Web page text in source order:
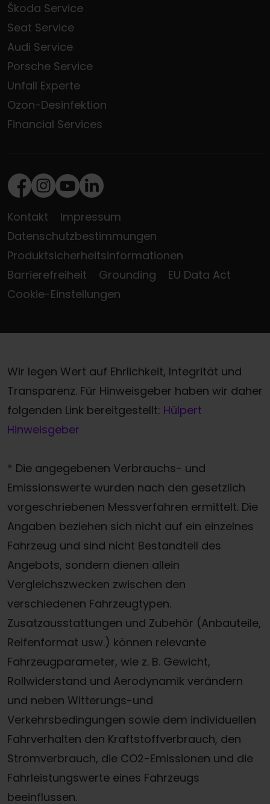
Škoda Service
Seat Service
Audi Service
Porsche Service
Unfall Experte
Ozon-Desinfektion
Financial Services
Facebook
Instagram
Youtube
LinkedIn
Kontakt
Impressum
Datenschutzbestimmungen
Produktsicherheitsinformationen
Barrierefreiheit
Grounding
EU Data Act
Cookie-Einstellungen
Wir legen Wert auf Ehrlichkeit, Integrität und
Transparenz. Für Hinweisgeber haben wir daher
folgenden Link bereitgestellt: Hülpert
Hinweisgeber
* Die angegebenen Verbrauchs- und
Emissionswerte wurden nach den gesetzlich
vorgeschriebenen Messverfahren ermittelt. Die
Angaben beziehen sich nicht auf ein einzelnes
Fahrzeug und sind nicht Bestandteil des
Angebots, sondern dienen allein
Vergleichszwecken zwischen den
verschiedenen Fahrzeugtypen.
Zusatzausstattungen und Zubehör (Anbauteile,
Reifenformat usw.) können relevante
Fahrzeugparameter, wie z. B. Gewicht,
Rollwiderstand und Aerodynamik verändern
und neben Witterungs-und
Verkehrsbedingungen sowie dem individuellen
Fahrverhalten den Kraftstoffverbrauch, den
Stromverbrauch, die CO2-Emissionen und die
Fahrleistungswerte eines Fahrzeugs
beeinflussen.